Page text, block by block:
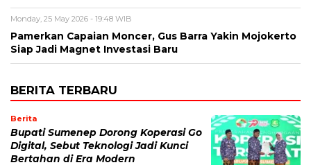
Monday, 25 May 2026 - 19:48 WIB
Pamerkan Capaian Moncer, Gus Barra Yakin Mojokerto
Siap Jadi Magnet Investasi Baru
BERITA TERBARU
Berita
Bupati Sumenep Dorong Koperasi Go
Digital, Sebut Teknologi Jadi Kunci
Bertahan di Era Modern